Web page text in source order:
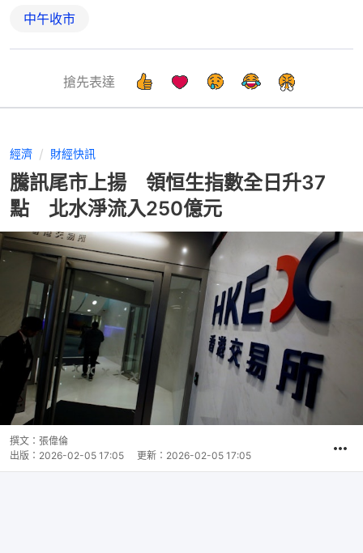
中午收市
搶先表達
經濟 財經快訊
騰訊尾市上揚 領恒生指數全日升37
點 北水淨流入250億元
撰文： 張偉倫
出版： 2026-02-05 17:05 更新： 2026-02-05 17:05